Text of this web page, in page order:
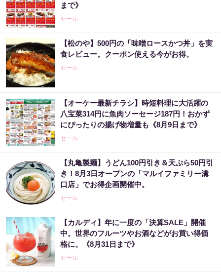
まで》
セール
【松のや】500円の「味噌ロースかつ丼」を実
食レビュー。クーポン使える今がお得。
セール
【オーケー最新チラシ】時短料理に大活躍の
八宝菜314円に魚肉ソーセージ187円！おかず
にぴったりの揚げ物増量も《8月9日まで》
セール
【丸亀製麺】うどん100円引き＆天ぷら50円引
き！8月3日オープンの「マルイファミリー溝
口店」でお得企画開催中。
セール
【カルディ】年に一度の「決算SALE」開催
中。世界のフルーツやお酒などがお買い得価
格に。《8月31日まで》
セール